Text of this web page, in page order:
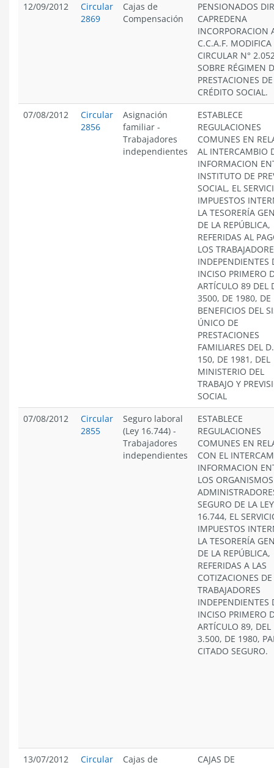
12/09/2012
Circular
2869
Cajas de
Compensación
PENSIONADOS
CAPREDENA
INCORPORACION
C.C.A.F. MODIFICA
CIRCULAR N°
SOBRE RÉGIMEN
PRESTACIONES DE
CRÉDITO SOCIAL.
07/08/2012
Circular
2856
Asignación
familiar -
Trabajadores
independientes
ESTABLECE
REGULACIONES
COMUNES EN
AL INTERCAMBIO
INFORMACION
INSTITUTO DE
SOCIAL, EL
IMPUESTOS
LA TESORERÍA
DE LA REPÚBLICA,
REFERIDAS AL
LOS
INDEPENDIENTES
INCISO PRIMERO
ARTÍCULO 89 DEL
3500, DE 1980, DE
BENEFICIOS DEL
ÚNICO DE
PRESTACIONES
FAMILIARES DEL
150, DE 1981, DEL
MINISTERIO DEL
TRABAJO Y
SOCIAL
07/08/2012
Circular
2855
Seguro laboral
(Ley 16.744) -
Trabajadores
independientes
ESTABLECE
REGULACIONES
COMUNES EN
CON EL
INFORMACION
LOS ORGANISMOS
SEGURO DE LA
16.744, EL
IMPUESTOS
LA TESORERÍA
DE LA REPÚBLICA,
REFERIDAS A LAS
COTIZACIONES
TRABAJADORES
INDEPENDIENTES
INCISO PRIMERO
ARTÍCULO 89, DEL
3.500, DE 1980,
CITADO SEGURO.
13/07/2012
Circular
Cajas de
CAJAS DE